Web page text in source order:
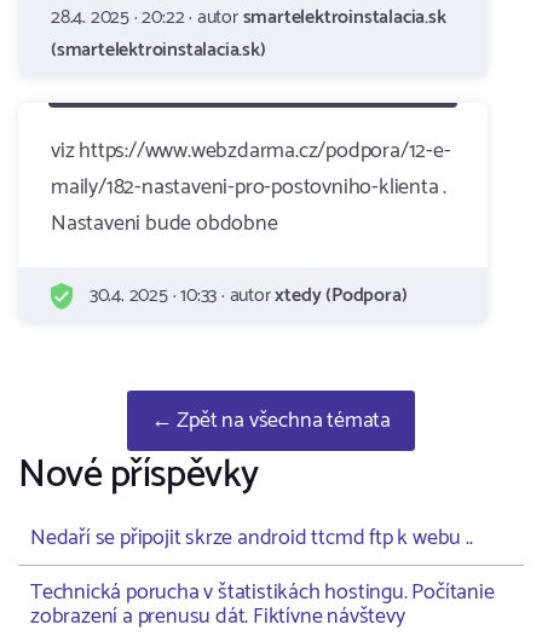
28.4. 2025 · 20:22 · autorsmartelektroinstalacia.sk
(smartelektroinstalacia.sk)
viz https://www.webzdarma.cz/podpora/12-e-
maily/182-nastaveni-pro-postovniho-klienta .
Nastaveni bude obdobne
30.4. 2025 · 10:33 · autorxtedy (Podpora)
← Zpět na všechna témata
Nové příspěvky
Nedaří se připojit skrze android ttcmd ftp k webu ..
Technická porucha v štatistikách hostingu. Počítanie
zobrazení a prenusu dát. Fiktívne návštevy